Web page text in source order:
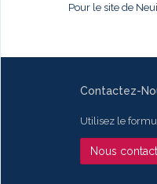
Pour le site de
Contactez-
Utilisez le
Nous